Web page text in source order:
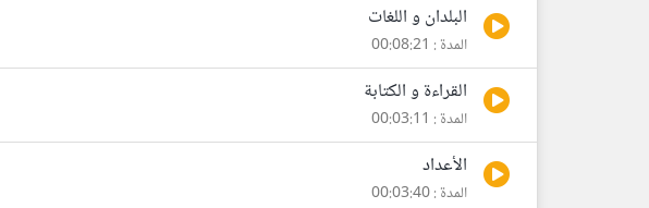
البلدان و اللغات
المدة : 00:08:21
القراءة و الكتابة
المدة : 00:03:11
الأعداد
المدة : 00:03:40